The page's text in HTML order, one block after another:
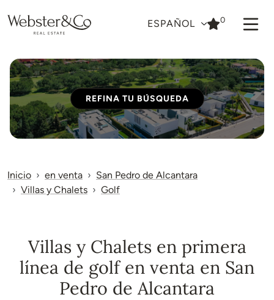
ESPAÑOL 0
REFINA TU BÚSQUEDA
Inicio en venta
San Pedro de Alcantara
Villas y Chalets
Golf
Villas y Chalets en primera
línea de golf en venta en San
Pedro de Alcantara